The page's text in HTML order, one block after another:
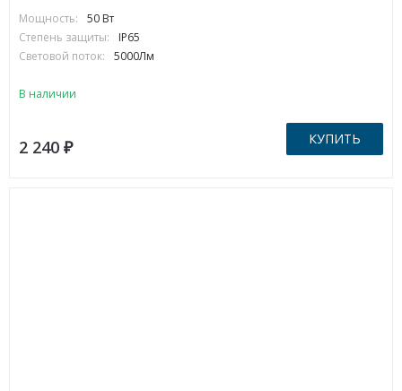
Мощность:
50 Вт
Степень защиты:
IP65
Световой поток:
5000Лм
В наличии
2 240 ₽ КУПИТЬ